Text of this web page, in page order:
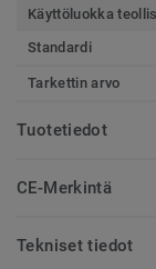
Käyttöluokka
Standardi
Tarkettin arvo
Tuotetiedot
CE-Merkintä
Tekniset tiedot